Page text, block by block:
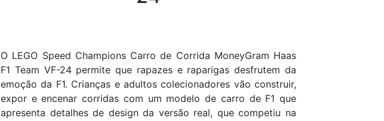
O LEGO Speed Champions Carro de Corrida MoneyGram Haas
F1 Team VF-24 permite que rapazes e raparigas desfrutem da
emoção da F1. Crianças e adultos colecionadores vão construir,
expor e encenar corridas com um modelo de carro de F1 que
apresenta detalhes de design da versão real, que competiu na